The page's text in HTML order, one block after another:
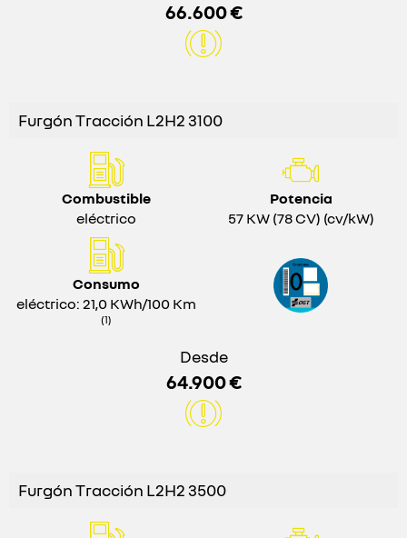
66.600 €
Furgón Tracción L2H2 3100
Combustible
eléctrico
Potencia
57 KW (78 CV) (cv/kW)
Consumo
eléctrico: 21,0 KWh/100 Km
(1)
Desde
64.900 €
Furgón Tracción L2H2 3500